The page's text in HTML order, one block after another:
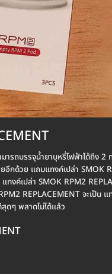
รถบรรจุน้ำยาบุหรี่ไฟฟ้าได้ถึง 2
อีกด้วย แถมแทงค์เปล่า SMOK
งค์เปล่า SMOK RPM2
REPLACEMENT จะเป็น
ดๆ พลาดไม่ได้แล้ว